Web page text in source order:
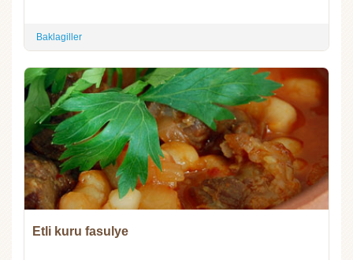
Baklagiller
Etli kuru fasulye